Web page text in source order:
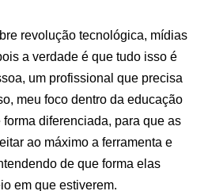
revolução tecnológica, mídias
a verdade é que tudo isso é
um profissional que precisa
meu foco dentro da educação
diferenciada, para que as
ao máximo a ferramenta e
de que forma elas
em que estiverem.